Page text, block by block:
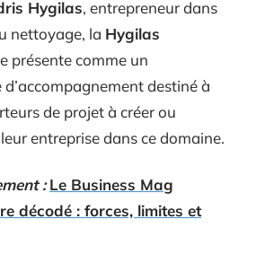
Hygilas, entrepreneur dans
nettoyage, la Hygilas
présente comme un
destiné à
de projet à créer ou
entreprise dans ce domaine.
: Le Business Mag
décodé : forces, limites et